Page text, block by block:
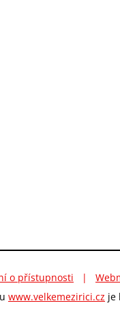
o přístupnosti |
www.velkemezirici.cz je